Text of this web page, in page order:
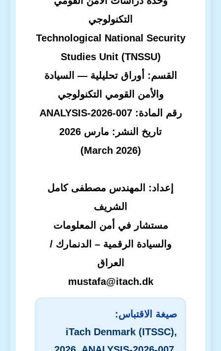
التكنولوجي
Technological National Security
Studies Unit (TNSSU)
القسم: أوراق تحليلية — السيادة
والأمن القومي التكنولوجي
رقم المادة:ANALYSIS-2026-007
تاريخ النشر: مارس 2026
(March 2026)
إعداد: المهندس مصطفى كامل
الشريف
مستشار في أمن المعلومات
والسيادة الرقمية – الدنمارك /
العراق
mustafa@itach.dk
صيغة الاقتباس:
iTach Denmark (ITSSC),